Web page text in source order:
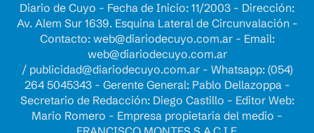
Diario de Cuyo - Fecha de Inicio: 11/2003 - Dirección:
Av. Alem Sur 1639. Esquina Lateral de Circunvalación -
Contacto: web@diariodecuyo.com.ar- Email:
web@diariodecuyo.com.ar
/ publicidad@diariodecuyo.com.ar- Whatsapp: (054)
264 5045343 - Gerente General: Pablo Dellazoppa -
Secretario de Redacción: Diego Castillo - Editor Web:
Mario Romero - Empresa propietaria del medio -